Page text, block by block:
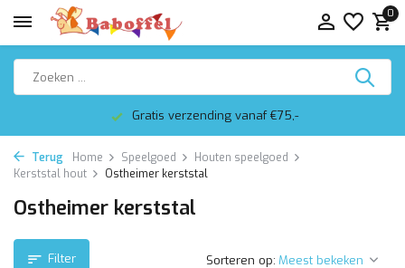
0
Altijd mooi ingepakt
Terug Home Speelgoed
Houten speelgoed
Kerststal hout
Ostheimer kerststal
Ostheimer kerststal
Filter Sorteren op: